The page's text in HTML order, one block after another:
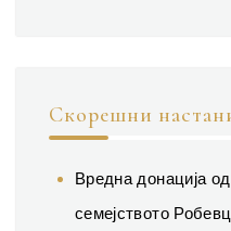
Скорешни
Вредна донација
семејството